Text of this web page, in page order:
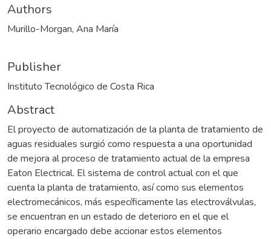
Authors
Murillo-Morgan, Ana María
Publisher
Instituto Tecnológico de Costa Rica
Abstract
El proyecto de automatización de la planta de tratamiento de
aguas residuales surgió como respuesta a una oportunidad
de mejora al proceso de tratamiento actual de la empresa
Eaton Electrical. El sistema de control actual con el que
cuenta la planta de tratamiento, así como sus elementos
electromecánicos, más específicamente las electroválvulas,
se encuentran en un estado de deterioro en el que el
operario encargado debe accionar estos elementos